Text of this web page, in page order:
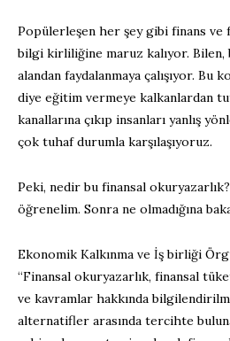
Popülerleşen her şey gibi finans ve
bilgi kirliliğine maruz kalıyor. Bilen,
alandan faydalanmaya çalışıyor. Bu
diye eğitim vermeye kalkanlardan
kanallarına çıkıp insanları yanlış
çok tuhaf durumla karşılaşıyoruz.
Peki, nedir bu finansal
öğrenelim. Sonra ne olmadığına
Ekonomik Kalkınma ve İş birliği
“Finansal okuryazarlık, finansal
ve kavramlar hakkında
alternatifler arasında tercihte